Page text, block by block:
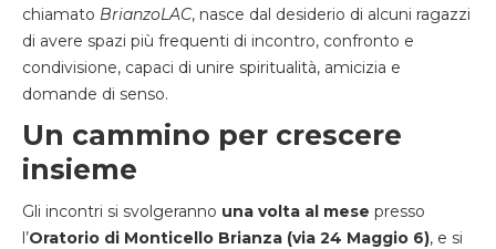
chiamato BrianzoLAC, nasce dal desiderio di alcuni ragazzi
di avere spazi più frequenti di incontro, confronto e
condivisione, capaci di unire spiritualità, amicizia e
domande di senso.
Un cammino per crescere
insieme
Gli incontri si svolgeranno una volta al mese presso
l’Oratorio di Monticello Brianza (via 24 Maggio 6), e si